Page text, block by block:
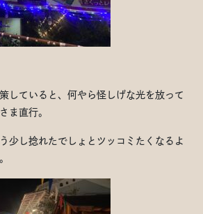
していると、何やら怪しげな光を放って
ま直行。
少し捻れたでしょとツッコミたくなるよ